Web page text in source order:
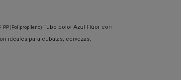
PP (Polipropileno) Tubo color Azul Flúor con
ideales para cubatas, cervezas,